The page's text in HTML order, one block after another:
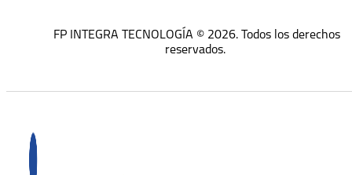
FP INTEGRA TECNOLOGÍA © 2026. Todos los derechos
reservados.